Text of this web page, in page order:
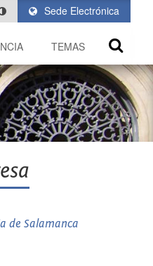
Sede Electrónica
TEMAS
de Salamanca